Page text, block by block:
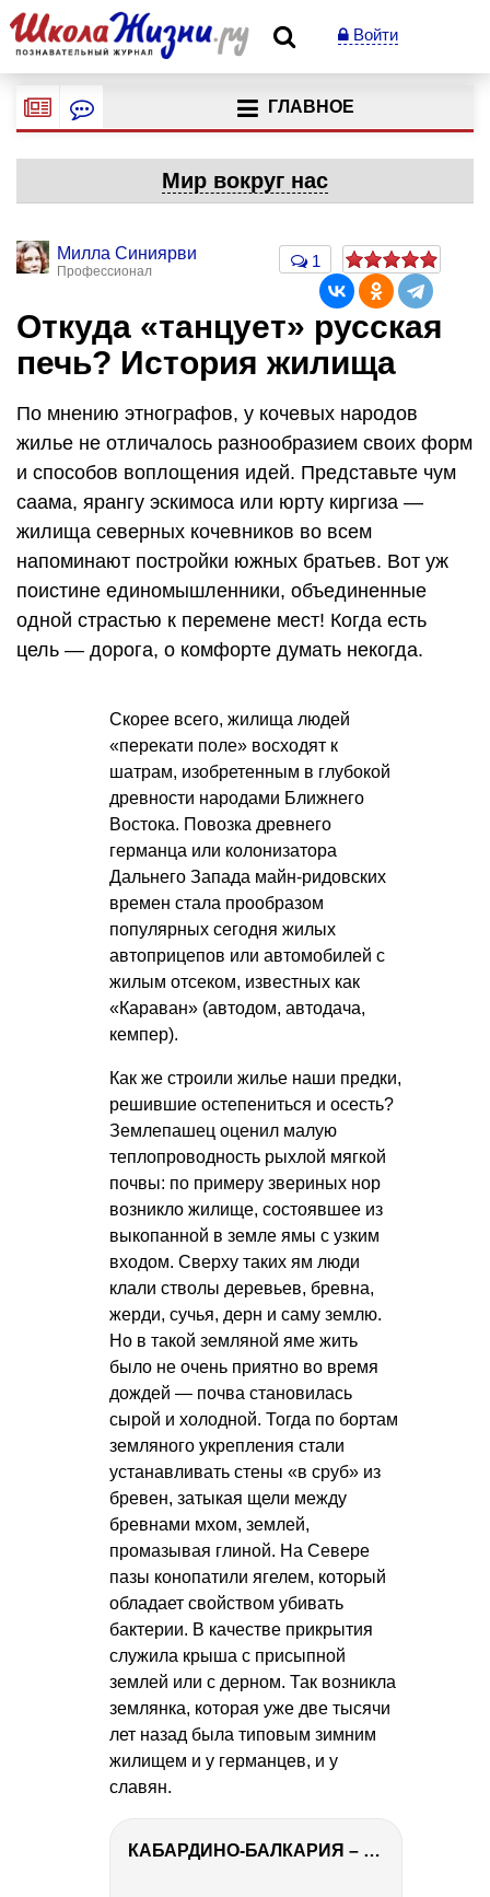
Войти
ГЛАВНОЕ
Мир вокруг нас
Милла Синиярви
Профессионал
1
Откуда «танцует» русская
печь? История жилища
По мнению этнографов, у кочевых народов
жилье не отличалось разнообразием своих форм
и способов воплощения идей. Представьте чум
саама, ярангу эскимоса или юрту киргиза —
жилища северных кочевников во всем
напоминают постройки южных братьев. Вот уж
поистине единомышленники, объединенные
одной страстью к перемене мест! Когда есть
цель — дорога, о комфорте думать некогда.
Скорее всего, жилища людей
«перекати поле» восходят к
шатрам, изобретенным в глубокой
древности народами Ближнего
Востока. Повозка древнего
германца или колонизатора
Дальнего Запада майн-ридовских
времен стала прообразом
популярных сегодня жилых
автоприцепов или автомобилей с
жилым отсеком, известных как
«Караван» (автодом, автодача,
кемпер).
Как же строили жилье наши предки,
решившие остепениться и осесть?
Землепашец оценил малую
теплопроводность рыхлой мягкой
почвы: по примеру звериных нор
возникло жилище, состоявшее из
выкопанной в земле ямы с узким
входом. Сверху таких ям люди
клали стволы деревьев, бревна,
жерди, сучья, дерн и саму землю.
Но в такой земляной яме жить
было не очень приятно во время
дождей — почва становилась
сырой и холодной. Тогда по бортам
земляного укрепления стали
устанавливать стены «в сруб» из
бревен, затыкая щели между
бревнами мхом, землей,
промазывая глиной. На Севере
пазы конопатили ягелем, который
обладает свойством убивать
бактерии. В качестве прикрытия
служила крыша с присыпной
землей или с дерном. Так возникла
землянка, которая уже две тысячи
лет назад была типовым зимним
жилищем и у германцев, и у
славян.
КАБАРДИНО-БАЛКАРИЯ – ПУТЕШЕСТВИЕ НА КАВКАЗ часть 3